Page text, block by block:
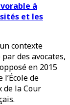
à
et les
contexte
des avocates,
en 2015
de
la Cour